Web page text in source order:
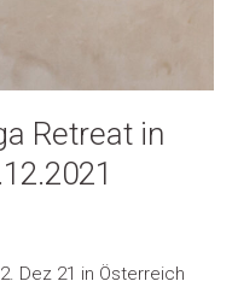
Retreat in
Dez 21 in Österreich